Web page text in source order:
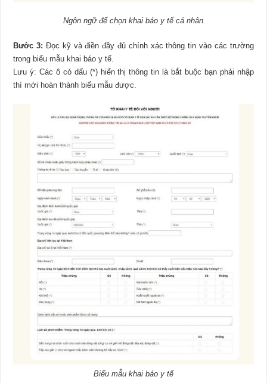
Ngôn ngữ để chọn khai báo y tế cá nhân
Bước 3: Đọc kỹ và điền đầy đủ chính xác thông tin vào các trường
trong biểu mẫu khai báo y tế.
Lưu ý: Các ô có dấu (*) hiển thị thông tin là bắt buộc bạn phải nhập
thì mới hoàn thành biểu mẫu được.
Biểu mẫu khai báo y tế